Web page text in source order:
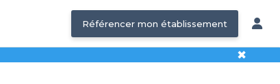
Référencer mon établissement
✖